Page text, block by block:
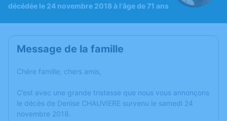
décédée le 24 novembre 2018 à l'âge de 71 ans
Message de la famille
Chère famille, chers amis,
C’est avec une grande tristesse que nous vous annonçons
le décès de Denise CHAUVIERE survenu le samedi 24
novembre 2018.